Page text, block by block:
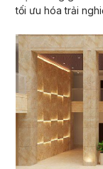
tối ưu hóa trải